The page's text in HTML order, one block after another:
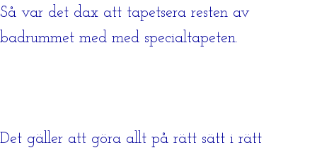
Så var det dax att tapetsera resten av
badrummet med med specialtapeten.
Det gäller att göra allt på rätt sätt i rätt